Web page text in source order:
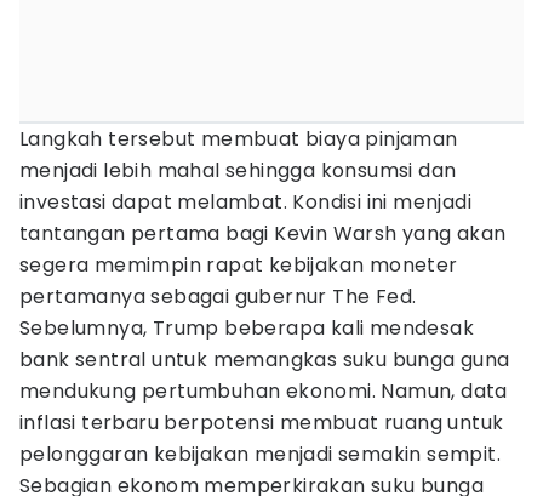
Langkah tersebut membuat biaya pinjaman
menjadi lebih mahal sehingga konsumsi dan
investasi dapat melambat. Kondisi ini menjadi
tantangan pertama bagi Kevin Warsh yang akan
segera memimpin rapat kebijakan moneter
pertamanya sebagai gubernur The Fed.
Sebelumnya, Trump beberapa kali mendesak
bank sentral untuk memangkas suku bunga guna
mendukung pertumbuhan ekonomi. Namun, data
inflasi terbaru berpotensi membuat ruang untuk
pelonggaran kebijakan menjadi semakin sempit.
Sebagian ekonom memperkirakan suku bunga